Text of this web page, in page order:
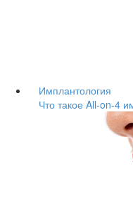
Имплантология
Что такое All-on-4